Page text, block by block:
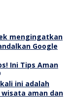
Ini Tips Aman